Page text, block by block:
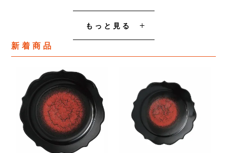
もっと見る
新着商品